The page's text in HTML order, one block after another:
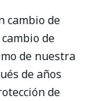
cambio de
de
de nuestra
de años
de